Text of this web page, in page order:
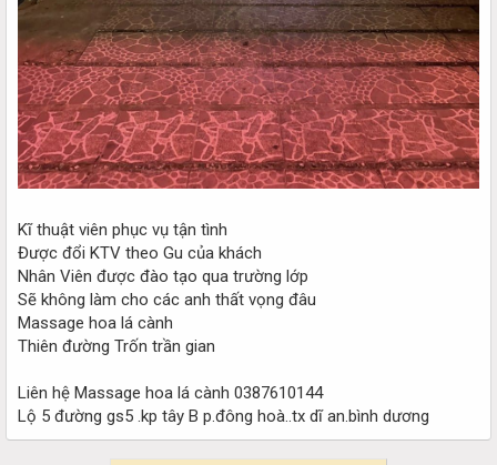
Kĩ thuật viên phục vụ tận tình
Được đổi KTV theo Gu của khách
Nhân Viên được đào tạo qua trường lớp
Sẽ không làm cho các anh thất vọng đâu
Massage hoa lá cành
Thiên đường Trốn trần gian
Liên hệ Massage hoa lá cành 0387610144
Lộ 5 đường gs5 .kp tây B p.đông hoà..tx dĩ an.bình dương